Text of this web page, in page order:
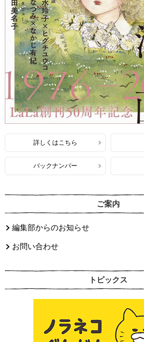
詳しくはこちら
バックナンバー
ご案内
編集部からのお知らせ
お問い合わせ
トピックス